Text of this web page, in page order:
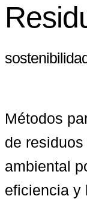
Métodos
de
ambiental
eficiencia y